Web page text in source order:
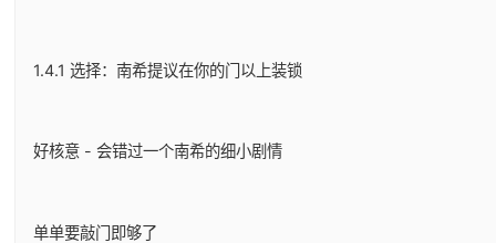
1.4.1 选择：南希提议在你的门以上装锁
好核意 - 会错过一个南希的细小剧情
单单要敲门即够了